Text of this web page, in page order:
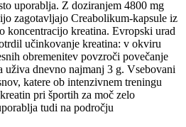
uporablja. Z doziranjem 4800 mg
zagotavljajo Creabolikum-kapsule iz
kreatina. Evropski urad
učinkovanje kreatina: v okviru
obremenitev povzroči povečanje
uživa dnevno najmanj 3 g. Vsebovani
katere ob intenzivnem treningu
pri športih za moč zelo
tudi na področju